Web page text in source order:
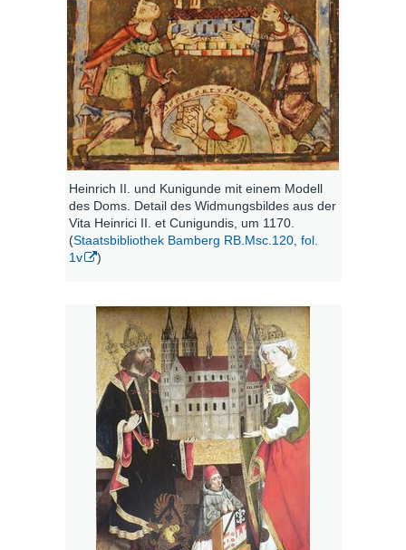
Heinrich II. und Kunigunde mit einem Modell
des Doms. Detail des Widmungsbildes aus der
Vita Heinrici II. et Cunigundis, um 1170.
(Staatsbibliothek Bamberg RB.Msc.120, fol.
1v
)